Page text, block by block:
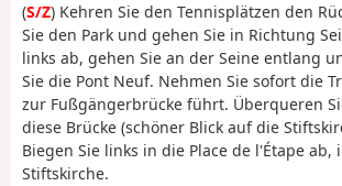
(S/Z) Kehren Sie den Tennisplätzen den
Sie den Park und gehen Sie in Richtung
links ab, gehen Sie an der Seine entlang
Sie die Pont Neuf. Nehmen Sie sofort die
zur Fußgängerbrücke führt. Überqueren
diese Brücke (schöner Blick auf die
Biegen Sie links in die Place de l'Étape
Stiftskirche.